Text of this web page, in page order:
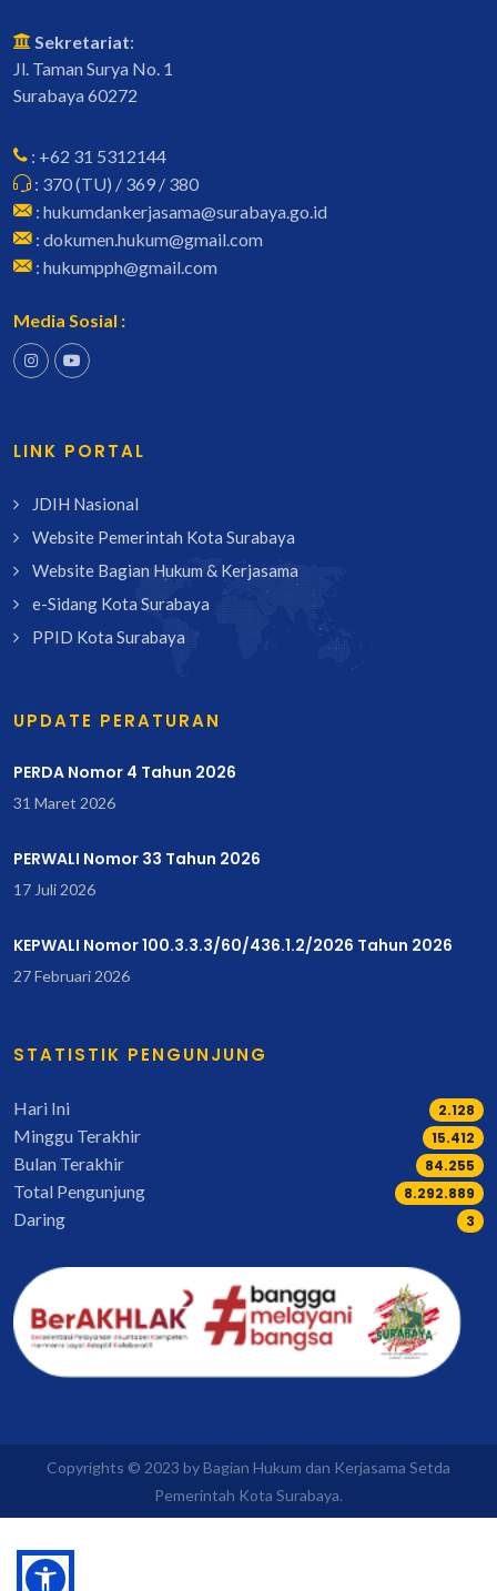
Sekretariat:
Jl. Taman Surya No. 1
Surabaya 60272
: +62 31 5312144
: 370 (TU) / 369 / 380
: hukumdankerjasama@surabaya.go.id
: dokumen.hukum@gmail.com
: hukumpph@gmail.com
Media Sosial :
LINK PORTAL
JDIH Nasional
Website Pemerintah Kota Surabaya
Website Bagian Hukum & Kerjasama
e-Sidang Kota Surabaya
PPID Kota Surabaya
UPDATE PERATURAN
PERDA Nomor 4 Tahun 2026
31 Maret 2026
PERWALI Nomor 33 Tahun 2026
17 Juli 2026
KEPWALI Nomor 100.3.3.3/60/436.1.2/2026 Tahun 2026
27 Februari 2026
STATISTIK PENGUNJUNG
Hari Ini 2.128
Minggu Terakhir 17.113
Bulan Terakhir 93.606
Total Pengunjung 9.214.310
Daring 3
Copyrights © 2023 by Bagian Hukum dan Kerjasama Setda
Pemerintah Kota Surabaya.